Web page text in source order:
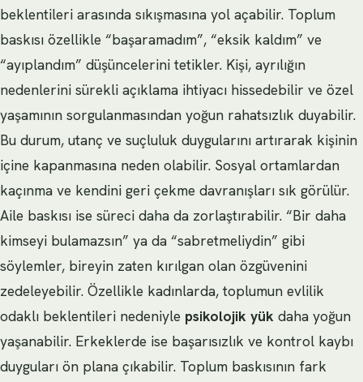
beklentileri arasında sıkışmasına yol açabilir. Toplum
baskısı özellikle “başaramadım”, “eksik kaldım” ve
“ayıplandım” düşüncelerini tetikler. Kişi, ayrılığın
nedenlerini sürekli açıklama ihtiyacı hissedebilir ve özel
yaşamının sorgulanmasından yoğun rahatsızlık duyabilir.
Bu durum, utanç ve suçluluk duygularını artırarak kişinin
içine kapanmasına neden olabilir. Sosyal ortamlardan
kaçınma ve kendini geri çekme davranışları sık görülür.
Aile baskısı ise süreci daha da zorlaştırabilir. “Bir daha
kimseyi bulamazsın” ya da “sabretmeliydin” gibi
söylemler, bireyin zaten kırılgan olan özgüvenini
zedeleyebilir. Özellikle kadınlarda, toplumun evlilik
odaklı beklentileri nedeniyle psikolojik yük daha yoğun
yaşanabilir. Erkeklerde ise başarısızlık ve kontrol kaybı
duyguları ön plana çıkabilir. Toplum baskısının fark